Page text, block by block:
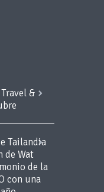
&
Tailandia
de Wat
de la
con una